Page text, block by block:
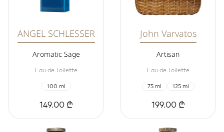
ANGEL SCHLESSER
Aromatic Sage
Eau de Toilette
100 ml
149.00 ₾
John Varvatos
Artisan
Eau de Toilette
75 ml 125 ml
199.00 ₾